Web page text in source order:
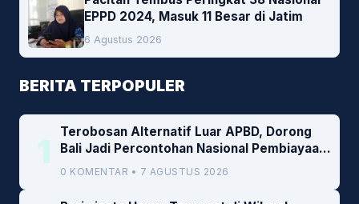
EPPD 2024, Masuk 11 Besar di Jatim
6 Agustus 2026
BERITA TERPOPULER
1
Terobosan Alternatif Luar APBD, Dorong
Bali Jadi Percontohan Nasional Pembiayaan
Daerah
0 KOMENTAR • 7 AGUSTUS 2026